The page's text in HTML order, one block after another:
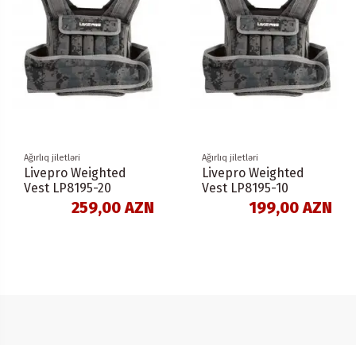
Ağırlıq jiletləri
Livepro Weighted
Vest LP8195-20
259,00 AZN
Ağırlıq jiletləri
Livepro Weighted
Vest LP8195-10
199,00 AZN